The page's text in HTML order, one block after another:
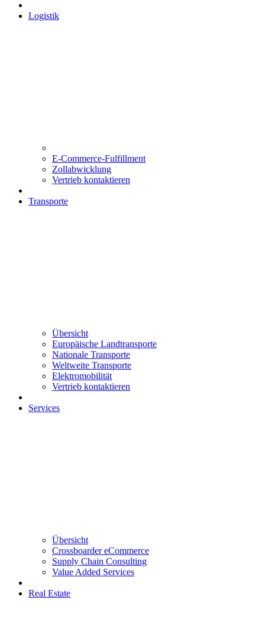
Logistik
E-Commerce-Fulfillment
Zollabwicklung
Vertrieb kontaktieren
Transporte
Übersicht
Europäische Landtransporte
Nationale Transporte
Weltweite Transporte
Elektromobilität
Vertrieb kontaktieren
Services
Übersicht
Crossboarder eCommerce
Supply Chain Consulting
Value Added Services
Real Estate